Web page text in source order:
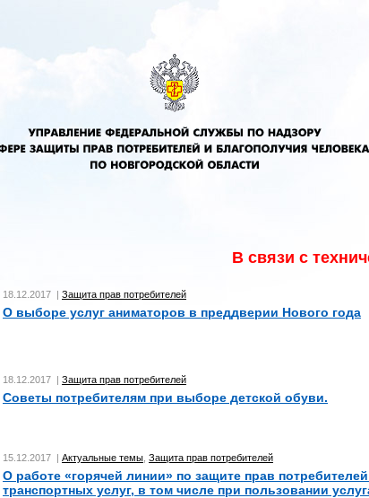
В связи с
18.12.2017 | Защита прав потребителей
О выборе услуг аниматоров в преддверии Нового года
18.12.2017 | Защита прав потребителей
Советы потребителям при выборе детской обуви.
15.12.2017 | Актуальные темы Защита прав потребителей
О работе «горячей линии» по защите прав
транспортных услуг, в том числе при пользовании